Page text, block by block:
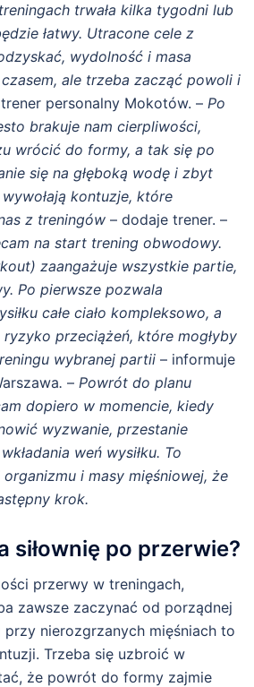
trwała kilka tygodni lub
łatwy. Utracone cele z
wydolność i masa
ale trzeba zacząć powoli i
personalny Mokotów. – Po
brakuje nam cierpliwości,
wrócić do formy, a tak się po
się na głęboką wodę i zbyt
kontuzje, które
z treningów – dodaje trener. –
na start trening obwodowy.
zaangażuje wszystkie partie,
Po pierwsze pozwala
całe ciało kompleksowo, a
przeciążeń, które mogłyby
wybranej partii – informuje
. – Powrót do planu
dopiero w momencie, kiedy
wyzwanie, przestanie
weń wysiłku. To
organizmu i masy mięśniowej, że
krok.
siłownię po przerwie?
przerwy w treningach,
zawsze zaczynać od porządnej
nierozgrzanych mięśniach to
Trzeba się uzbroić w
że powrót do formy zajmie